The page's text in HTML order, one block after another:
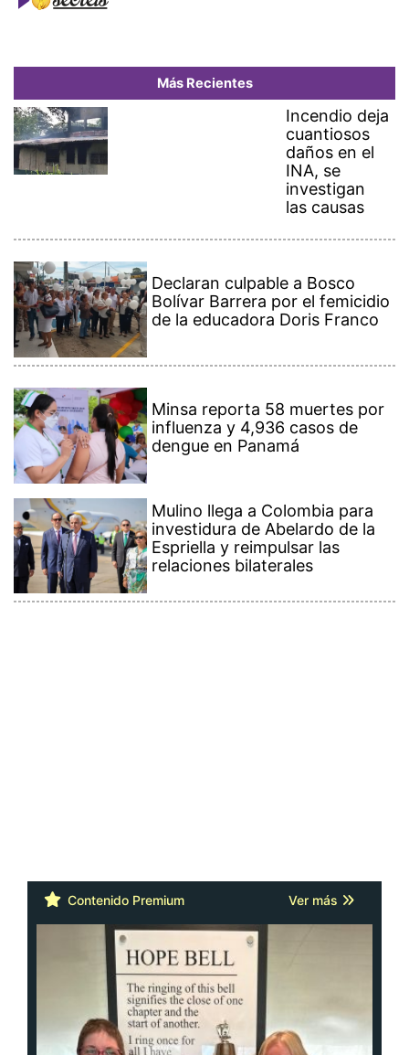
Más Recientes
Incendio deja
cuantiosos
daños en el
INA, se
investigan
las causas
Bolívar Barrera por el femicidio
de la educadora Doris Franco
influenza y 4,936 casos de
dengue en Panamá
investidura de Abelardo de la
Espriella y reimpulsar las
relaciones bilaterales
Contenido Premium Ver más